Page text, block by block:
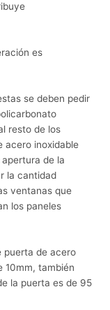
es
se deben pedir
resto de los
acero inoxidable
de la
la cantidad
ventanas que
los paneles
puerta de acero
10mm, también
la puerta es de 95